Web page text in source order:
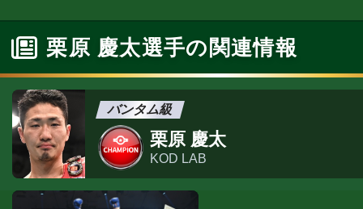
栗原 慶太選手の関連情報
バンタム級
栗原 慶太
KOD LAB